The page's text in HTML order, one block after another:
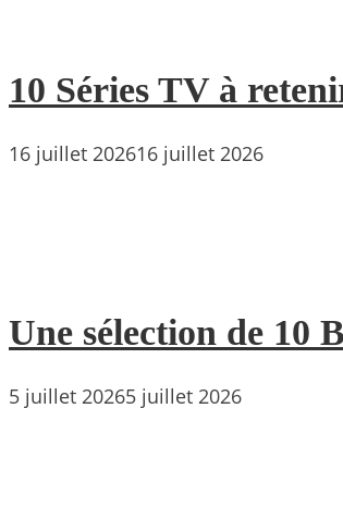
10 Séries TV à
16 juillet 202616 juillet 2026
Une sélection de 10
5 juillet 20265 juillet 2026